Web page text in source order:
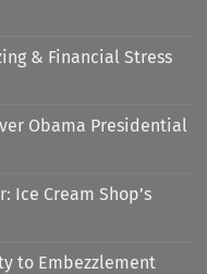
& Financial Stress
Obama Presidential
Ice Cream Shop’s
to Embezzlement